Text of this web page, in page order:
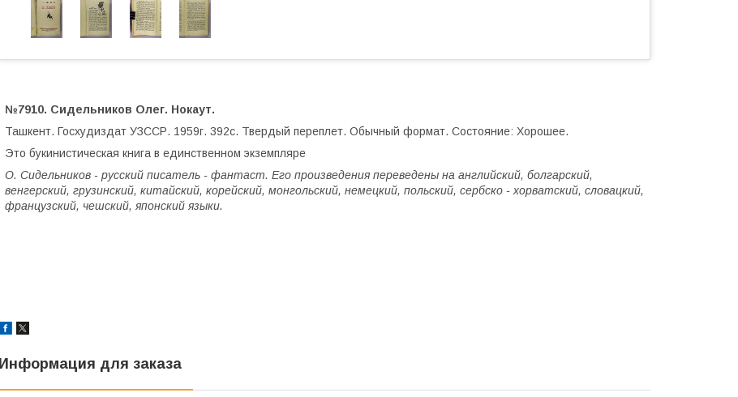
№7910. Сидельников Олег. Нокаут.
Ташкент. Госхудиздат УЗССР. 1959г. 392с. Твердый переплет. Обычный формат. Состояние: Хорошее.
Это букинистическая книга в единственном экземпляре
О. Сидельников - русский писатель - фантаст. Его произведения переведены на английский, болгарский,
венгерский, грузинский, китайский, корейский, монгольский, немецкий, польский, сербско - хорватский, словацкий,
французский, чешский, японский языки.
Информация для заказа